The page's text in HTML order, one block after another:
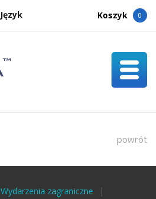
Język Koszyk 0
powrót
Wydarzenia zagraniczne